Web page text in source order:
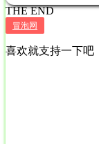
THE END
冒泡网
喜欢就支持一下吧